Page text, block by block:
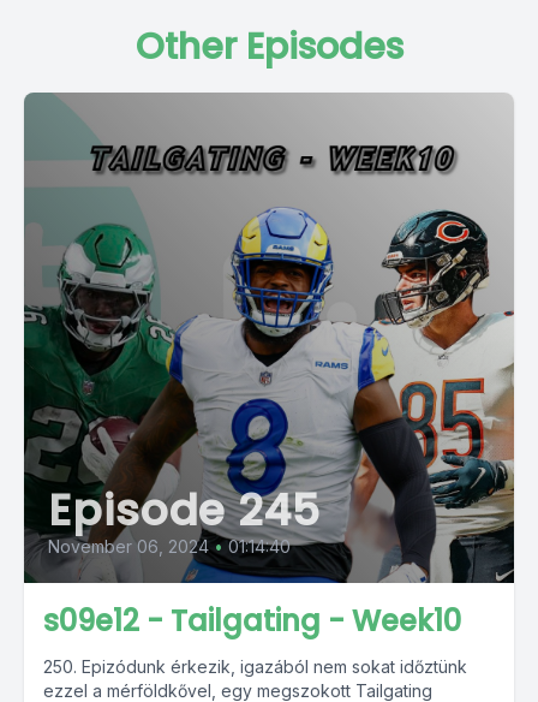
Other Episodes
Episode 245
November 06, 2024 • 01:14:40
s09e12 - Tailgating - Week10
250. Epizódunk érkezik, igazából nem sokat időztünk
ezzel a mérföldkővel, egy megszokott Tailgating